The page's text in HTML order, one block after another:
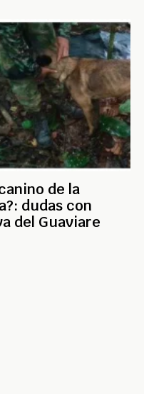
de la
dudas con
del Guaviare